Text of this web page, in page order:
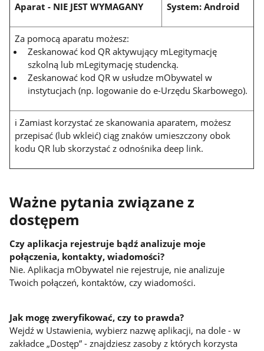
Aparat - NIE JEST WYMAGANY System: Android
Za pomocą aparatu możesz:
Zeskanować kod QR aktywujący mLegitymację
szkolną lub mLegitymację studencką.
Zeskanować kod QR w usłudze mObywatel w
instytucjach (np. logowanie do e-Urzędu Skarbowego).
ℹ Zamiast korzystać ze skanowania aparatem, możesz
przepisać (lub wkleić) ciąg znaków umieszczony obok
kodu QR lub skorzystać z odnośnika deep link.
Ważne pytania związane z
dostępem
Czy aplikacja rejestruje bądź analizuje moje
połączenia, kontakty, wiadomości?
Nie. Aplikacja mObywatel nie rejestruje, nie analizuje
Twoich połączeń, kontaktów, czy wiadomości.
Jak mogę zweryfikować, czy to prawda?
Wejdź w Ustawienia, wybierz nazwę aplikacji, na dole - w
zakładce „Dostęp” - znajdziesz zasoby z których korzysta